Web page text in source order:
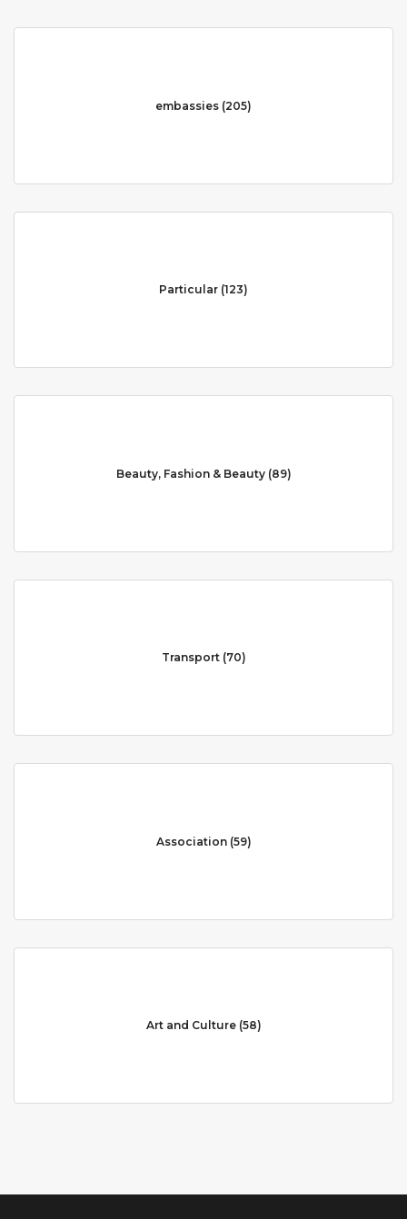
embassies (205)
Particular (123)
Beauty, Fashion & Beauty (89)
Transport (70)
Association (59)
Art and Culture (58)